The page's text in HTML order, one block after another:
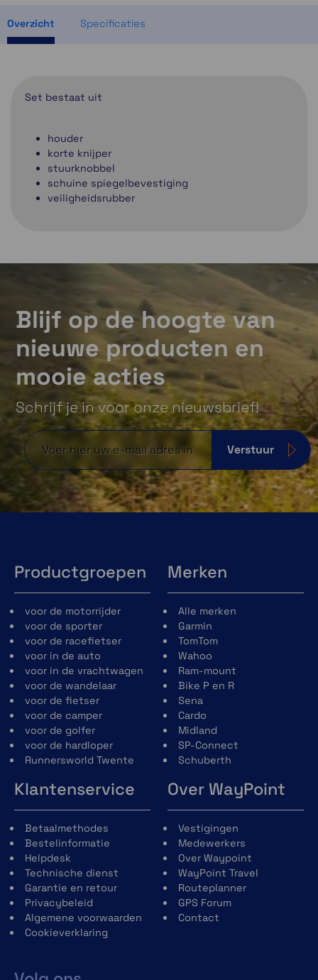
Overzicht Specificaties
Set bestaat uit
houder
korte knijper
stuurknobbel
schuine spiegelbevestiging
veiligheidsrubber
Blijf op de hoogte van
nieuwe producten en
mooie acties
Schrijf je in voor onze nieuwsbrief!
Verstuur
Productgroepen
voor de motorrijder
voor de sporter
voor de racefietser
voor in de auto
voor in de vrachtwagen
voor de wandelaar
voor de fietser
voor de camper
voor de golfer
voor de hardloper
Runnersworld Twente
Merken
Alle merken
Garmin
TomTom
Wahoo
Ram-mount
Bike P en R
Sena
Cardo
Midland
SP-Connect
Schuberth
Klantenservice
Betaalmethodes
Bestelinformatie
Helpdesk
Technische dienst
Garantie en retour
Privacybeleid
Algemene voorwaarden
Cookieverklaring
Over WayPoint
Vestigingen
Medewerkers
Over Waypoint
WayPoint Travel
Routeplanner
GPS Forum
Contact